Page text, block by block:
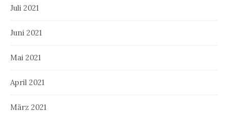
Juli 2021
Juni 2021
Mai 2021
April 2021
März 2021